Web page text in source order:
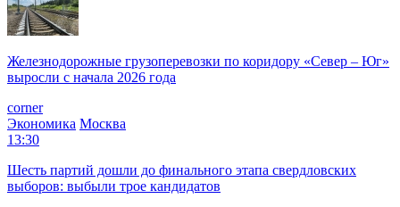
Железнодорожные грузоперевозки по коридору «Север – Юг»
выросли с начала 2026 года
corner
Экономика Москва
13:30
Шесть партий дошли до финального этапа свердловских
выборов: выбыли трое кандидатов